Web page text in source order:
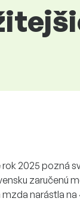
2025 pozná
zaručenú
narástla na